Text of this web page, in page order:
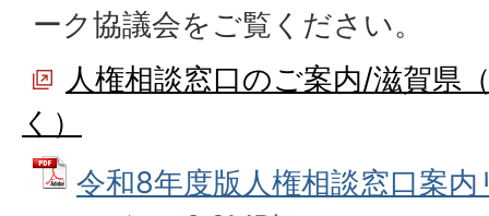
ーク協議会をご覧ください。
人権相談窓口のご案内/滋賀県
く）
令和8年度版人権相談窓口案